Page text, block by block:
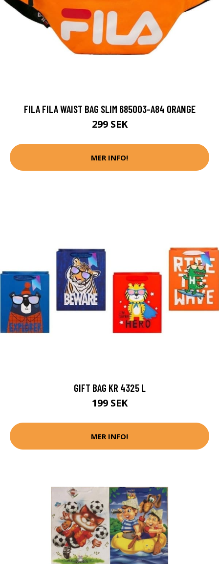
FILA FILA WAIST BAG SLIM 685003-A84 ORANGE
299 SEK
MER INFO!
GIFT BAG KR 4325 L
199 SEK
MER INFO!